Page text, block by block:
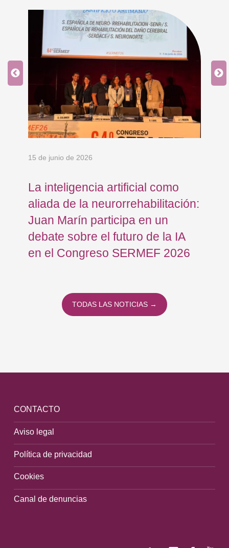
15 de junio de 2026
La inteligencia artificial como
aliada de la neurorrehabilitación:
Juan Marín participa en un
debate sobre el futuro de la IA
en el Congreso SERMEF 2026
TODAS LAS NOTICIAS →
CONTACTO
Aviso legal
Política de privacidad
Cookies
Canal de denuncias